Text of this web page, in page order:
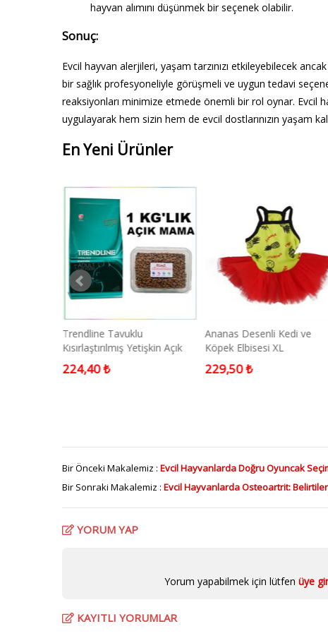
hayvan alımını düşünmek bir seçenek olabilir.
Sonuç:
Evcil hayvan alerjileri, yaşam tarzınızı etkileyebilecek
bir sağlık profesyoneliyle görüşmeli ve uygun tedavi
reaksiyonları minimize etmede önemli bir rol oynar. Evcil
uygulayarak hem sizin hem de evcil dostlarınızın yaşam
En Yeni Ürünler
Trendline Tavuklu
Kısırlaştırılmış Yetişkin Açık
Kedi Maması 1 Kg
224,40 ₺
Ananas Desenli Kedi ve
Köpek Elbisesi XL
229,50 ₺
Bir Önceki Makalemiz : Evcil Hayvanlarda Doğru Oyuncak
Bir Sonraki Makalemiz : Evcil Hayvanlarda Osteoartrit:
YORUM YAP
Yorum yapabilmek için lütfen üye
KAYITLI YORUMLAR